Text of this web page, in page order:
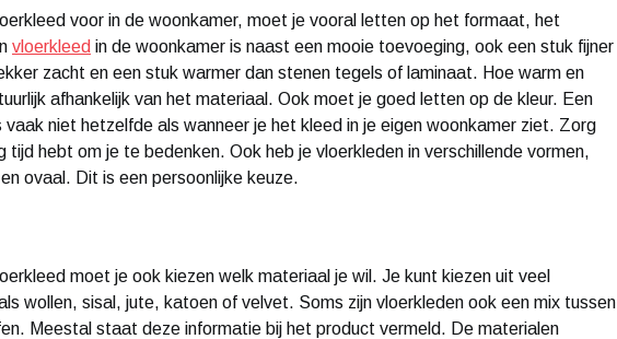
voor in de woonkamer, moet je vooral letten op het formaat, het
vloerkleed in de woonkamer is naast een mooie toevoeging, ook een stuk fijner
zacht en een stuk warmer dan stenen tegels of laminaat. Hoe warm en
afhankelijk van het materiaal. Ook moet je goed letten op de kleur. Een
niet hetzelfde als wanneer je het kleed in je eigen woonkamer ziet. Zorg
tijd hebt om je te bedenken. Ook heb je vloerkleden in verschillende vormen,
ovaal. Dit is een persoonlijke keuze.
moet je ook kiezen welk materiaal je wil. Je kunt kiezen uit veel
wollen, sisal, jute, katoen of velvet. Soms zijn vloerkleden ook een mix tussen
Meestal staat deze informatie bij het product vermeld. De materialen